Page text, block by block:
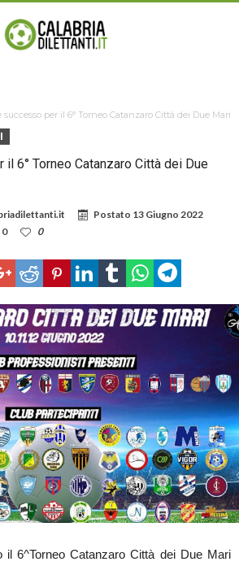
successo per il 6° Torneo Catanzaro Città dei Due Mari
6° Torneo Catanzaro Città dei Due
Postato 13 Giugno 2022
0 0
il 6^Torneo Catanzaro Città dei Due Mari